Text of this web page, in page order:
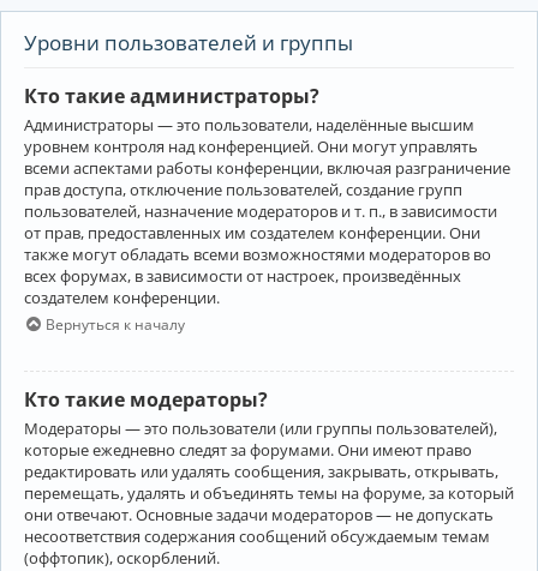
Уровни пользователей и группы
Кто такие администраторы?
Администраторы — это пользователи, наделённые высшим
уровнем контроля над конференцией. Они могут управлять
всеми аспектами работы конференции, включая разграничение
прав доступа, отключение пользователей, создание групп
пользователей, назначение модераторов и т. п., в зависимости
от прав, предоставленных им создателем конференции. Они
также могут обладать всеми возможностями модераторов во
всех форумах, в зависимости от настроек, произведённых
создателем конференции.
Вернуться к началу
Кто такие модераторы?
Модераторы — это пользователи (или группы пользователей),
которые ежедневно следят за форумами. Они имеют право
редактировать или удалять сообщения, закрывать, открывать,
перемещать, удалять и объединять темы на форуме, за который
они отвечают. Основные задачи модераторов — не допускать
несоответствия содержания сообщений обсуждаемым темам
(оффтопик), оскорблений.